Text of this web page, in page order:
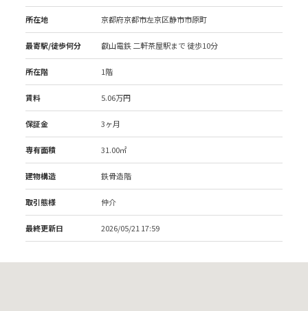
所在地 京都府京都市左京区静市市原町
最寄駅/徒歩何分 叡山電鉄 二軒茶屋駅まで 徒歩10分
所在階 1階
賃料 5.06万円
保証金 3ヶ月
専有面積 31.00㎡
建物構造 鉄骨造階
取引態様 仲介
最終更新日 2026/05/21 17:59